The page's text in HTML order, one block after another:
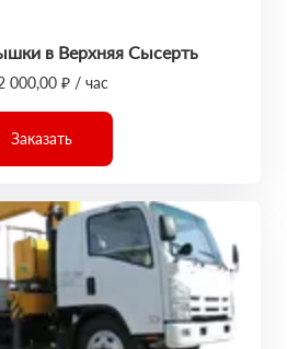
в Верхняя Сысерть
000,00 ₽ / час
Заказать